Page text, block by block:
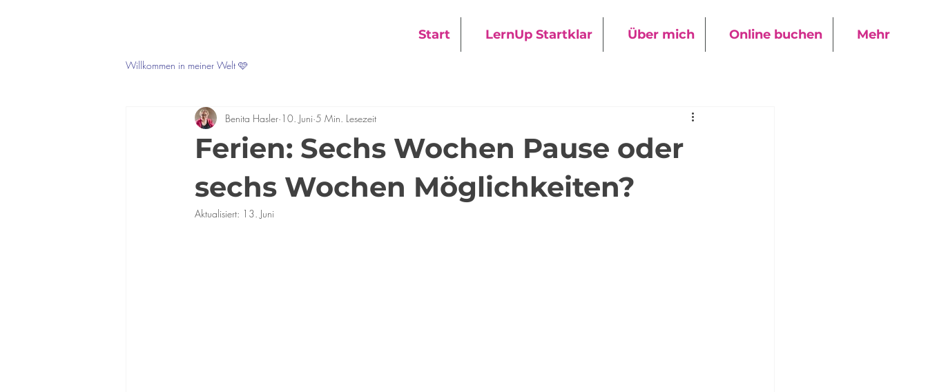
Start LernUp Startklar Über mich Online buchen Mehr
Willkommen in meiner Welt 🩷
Ferien: Sechs Wochen Pause oder
sechs Wochen Möglichkeiten?
Benita Hasler 10. Juni 5 Min. Lesezeit
Aktualisiert: 13. Juni